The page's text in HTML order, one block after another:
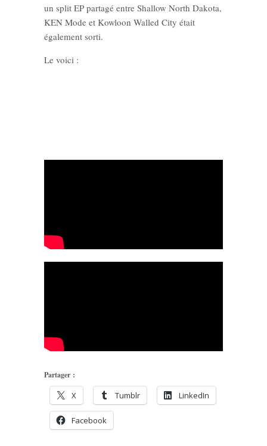
un split EP partagé entre Shallow North Dakota,
KEN Mode et Kowloon Walled City était
également sorti.
Le voici :
Partager :
X Tumblr LinkedIn
Facebook